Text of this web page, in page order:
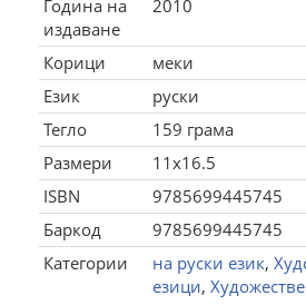
Година на
издаване
2010
Корици
меки
Език
руски
Тегло
159 грама
Размери
11x16.5
ISBN
9785699445745
Баркод
9785699445745
Категории
на руски език,
езици,